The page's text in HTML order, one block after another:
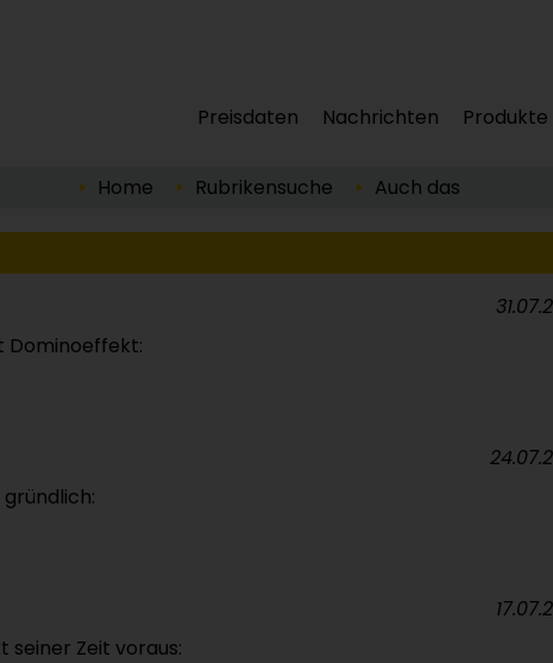
Preisdaten Nachrichten Produkte
Home Rubrikensuche Auch das
Dominoeffekt:
gründlich:
seiner Zeit voraus: